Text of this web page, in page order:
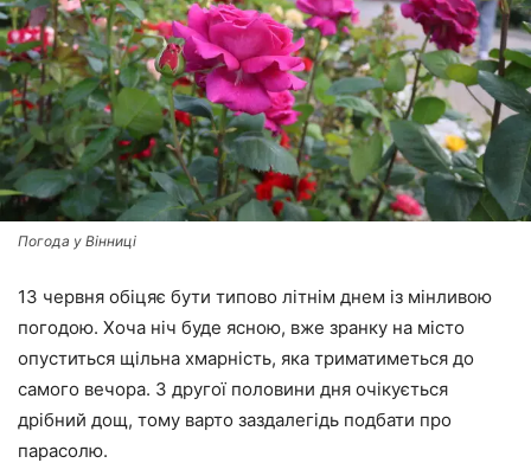
Погода у Вінниці
13 червня обіцяє бути типово літнім днем із мінливою
погодою. Хоча ніч буде ясною, вже зранку на місто
опуститься щільна хмарність, яка триматиметься до
самого вечора. З другої половини дня очікується
дрібний дощ, тому варто заздалегідь подбати про
парасолю.